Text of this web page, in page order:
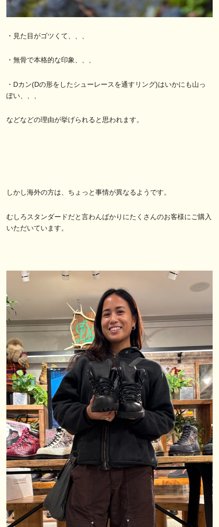
・見た目がゴツくて、、、
・無骨で本格的な印象、、、
・Dカン(Dの形をしたシューレースを通すリング)はいかにも山っ
ぽい、、、
などなどの理由が挙げられると思われます。
しかし海外の方は、ちょっと事情が異なるようです。
むしろスタンダードだと言わんばかりにたくさんのお客様にご購入
いただいています。